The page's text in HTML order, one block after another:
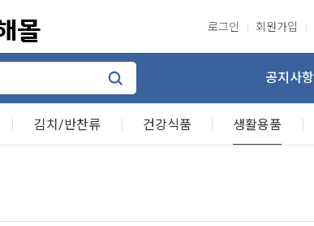
로그인 회원가입
공지사항
김치/반찬류 건강식품 생활용품